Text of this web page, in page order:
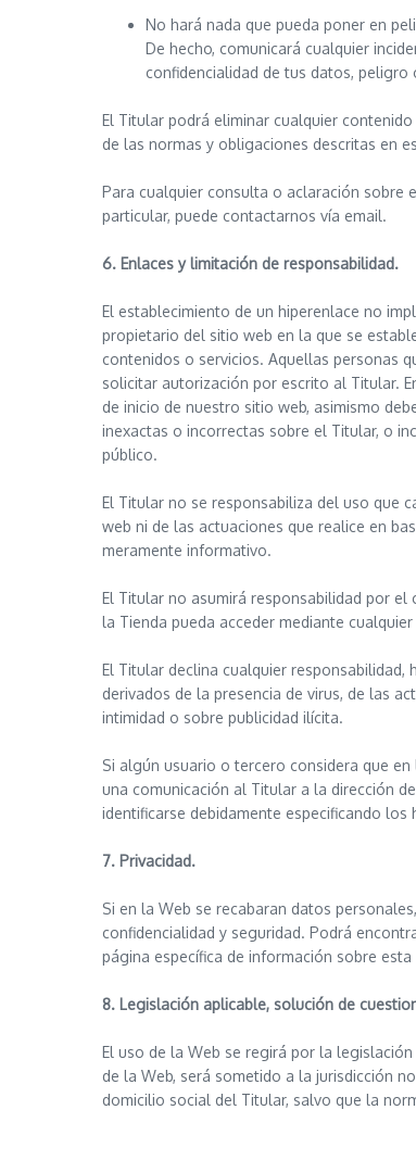
No hará nada que pueda poner en
De hecho, comunicará cualquier
confidencialidad de tus datos,
El Titular podrá eliminar cualquier
de las normas y obligaciones descritas en
Para cualquier consulta o aclaración sobre
particular, puede contactarnos vía email.
6. Enlaces y limitación de responsabilidad.
El establecimiento de un hiperenlace no
propietario del sitio web en la que se
contenidos o servicios. Aquellas personas
solicitar autorización por escrito al Titular.
de inicio de nuestro sitio web, asimismo
inexactas o incorrectas sobre el Titular, o
público.
El Titular no se responsabiliza del uso que
web ni de las actuaciones que realice en
meramente informativo.
El Titular no asumirá responsabilidad por
la Tienda pueda acceder mediante
El Titular declina cualquier
derivados de la presencia de virus, de las
intimidad o sobre publicidad ilícita.
Si algún usuario o tercero considera que
una comunicación al Titular a la dirección
identificarse debidamente especificando los
7. Privacidad.
Si en la Web se recabaran datos
confidencialidad y seguridad. Podrá
página específica de información sobre esta
8. Legislación aplicable, solución de
El uso de la Web se regirá por la
de la Web, será sometido a la jurisdicción
domicilio social del Titular, salvo que la